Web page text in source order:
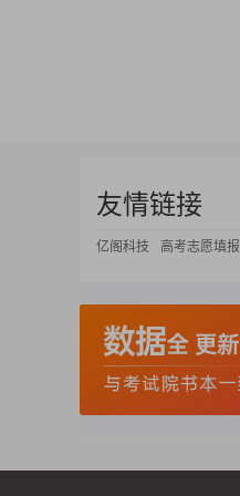
友情链接
亿阁科技 高考志愿填报